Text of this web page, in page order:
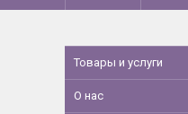
Товары и услуги
О нас